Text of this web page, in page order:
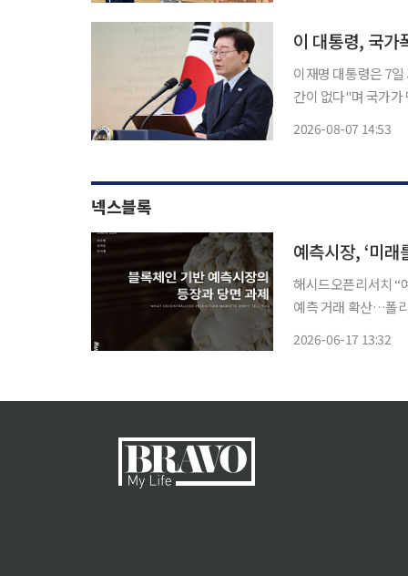
이 대통령, 국
이재명 대통령은 7
간이 없다"며 국가가
2026-08-07 14:53
넥스블록
예측시장, ‘미래
해시드오픈리서치 “
예측 거래 확산…폴
2026-06-17 13:32